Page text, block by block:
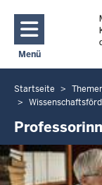
Menü
Navigation
Sie
befinden
sich
hier
Startseite